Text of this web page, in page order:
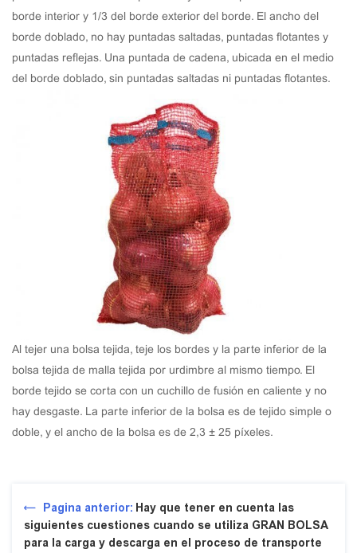
borde interior y 1/3 del borde exterior del borde. El ancho del
borde doblado, no hay puntadas saltadas, puntadas flotantes y
puntadas reflejas. Una puntada de cadena, ubicada en el medio
del borde doblado, sin puntadas saltadas ni puntadas flotantes.
Al tejer una bolsa tejida, teje los bordes y la parte inferior de la
bolsa tejida de malla tejida por urdimbre al mismo tiempo. El
borde tejido se corta con un cuchillo de fusión en caliente y no
hay desgaste. La parte inferior de la bolsa es de tejido simple o
doble, y el ancho de la bolsa es de 2,3 ± 25 píxeles.
Pagina anterior: Hay que tener en cuenta las
siguientes cuestiones cuando se utiliza GRAN BOLSA
para la carga y descarga en el proceso de transporte